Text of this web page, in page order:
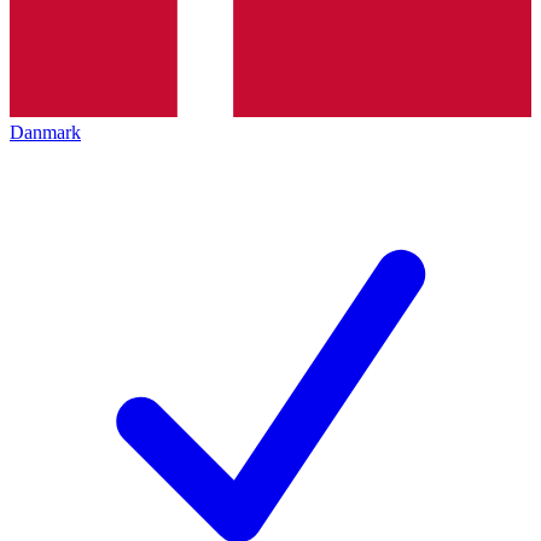
Danmark